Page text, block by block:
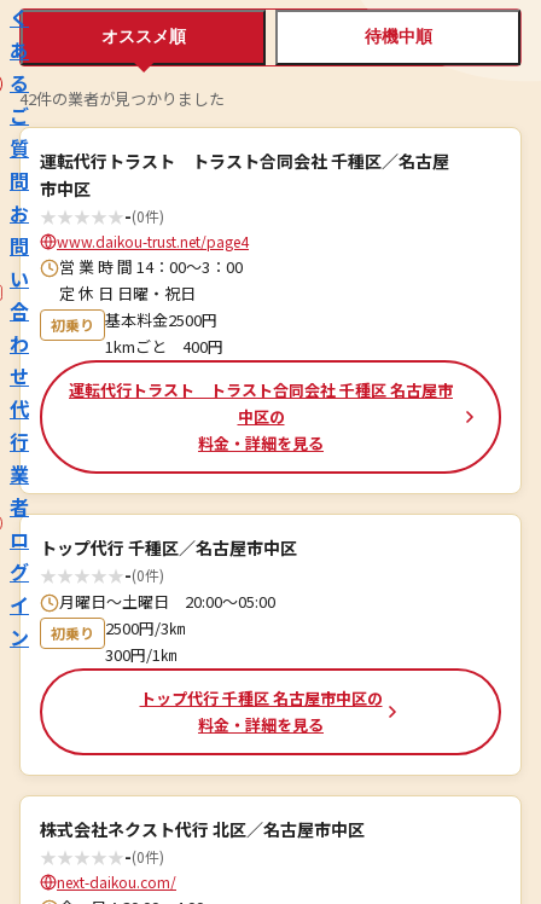
く
あ
る
ご
質
問
お
問
い
合
わ
せ
代
行
業
者
ロ
グ
イ
ン
オススメ順 待機中順
42件の業者が見つかりました
運転代行トラスト トラスト合同会社 千種区／名古屋
市中区
★★★★★-(0件)
www.daikou-trust.net/page4
営 業 時 間 14：00～3：00
定 休 日 日曜・祝日
初乗り
基本料金2500円
1kmごと 400円
運転代行トラスト トラスト合同会社 千種区 名古屋市
中区の
料金・詳細を見る
トップ代行 千種区／名古屋市中区
★★★★★-(0件)
月曜日〜土曜日 20:00〜05:00
初乗り
2500円/3㎞
300円/1㎞
トップ代行 千種区 名古屋市中区の
料金・詳細を見る
株式会社ネクスト代行 北区／名古屋市中区
★★★★★-(0件)
next-daikou.com/